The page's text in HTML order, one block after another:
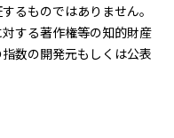
るものではありません。
する著作権等の知的財産
数の開発元もしくは公表